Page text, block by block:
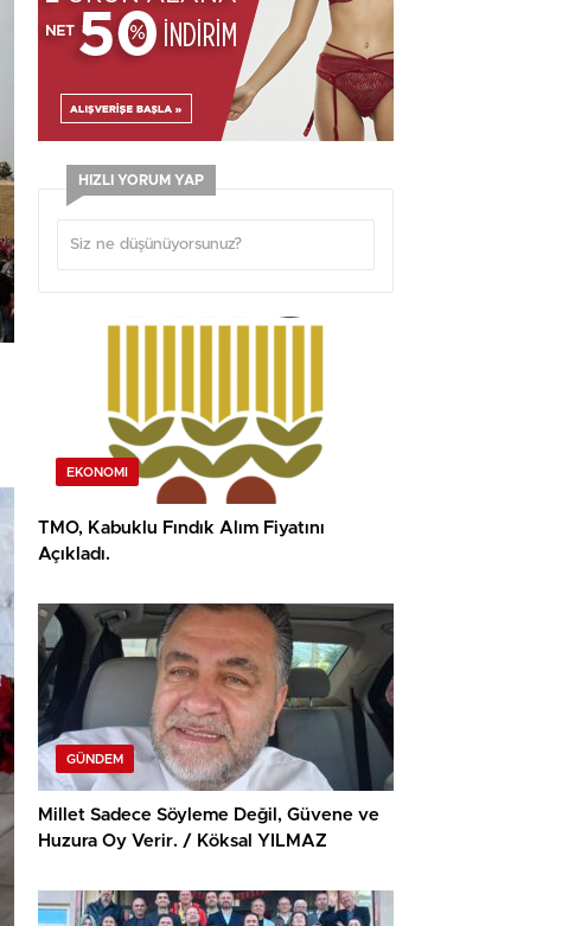
HIZLI YORUM YAP
EKONOMI
TMO, Kabuklu Fındık Alım Fiyatını
Açıkladı.
GÜNDEM
Millet Sadece Söyleme Değil, Güvene ve
Huzura Oy Verir. / Köksal YILMAZ